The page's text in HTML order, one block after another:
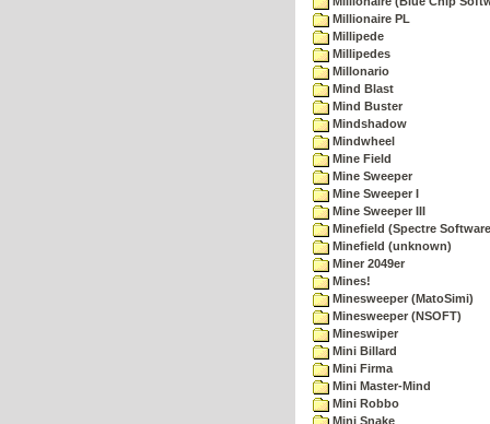
Millionaire PL
Millipede
Millipedes
Millonario
Mind Blast
Mind Buster
Mindshadow
Mindwheel
Mine Field
Mine Sweeper
Mine Sweeper I
Mine Sweeper III
Minefield (Spectre
Minefield (unknown)
Miner 2049er
Mines!
Minesweeper (MatoSimi)
Minesweeper (NSOFT)
Mineswiper
Mini Billard
Mini Firma
Mini Master-Mind
Mini Robbo
Mini Snake